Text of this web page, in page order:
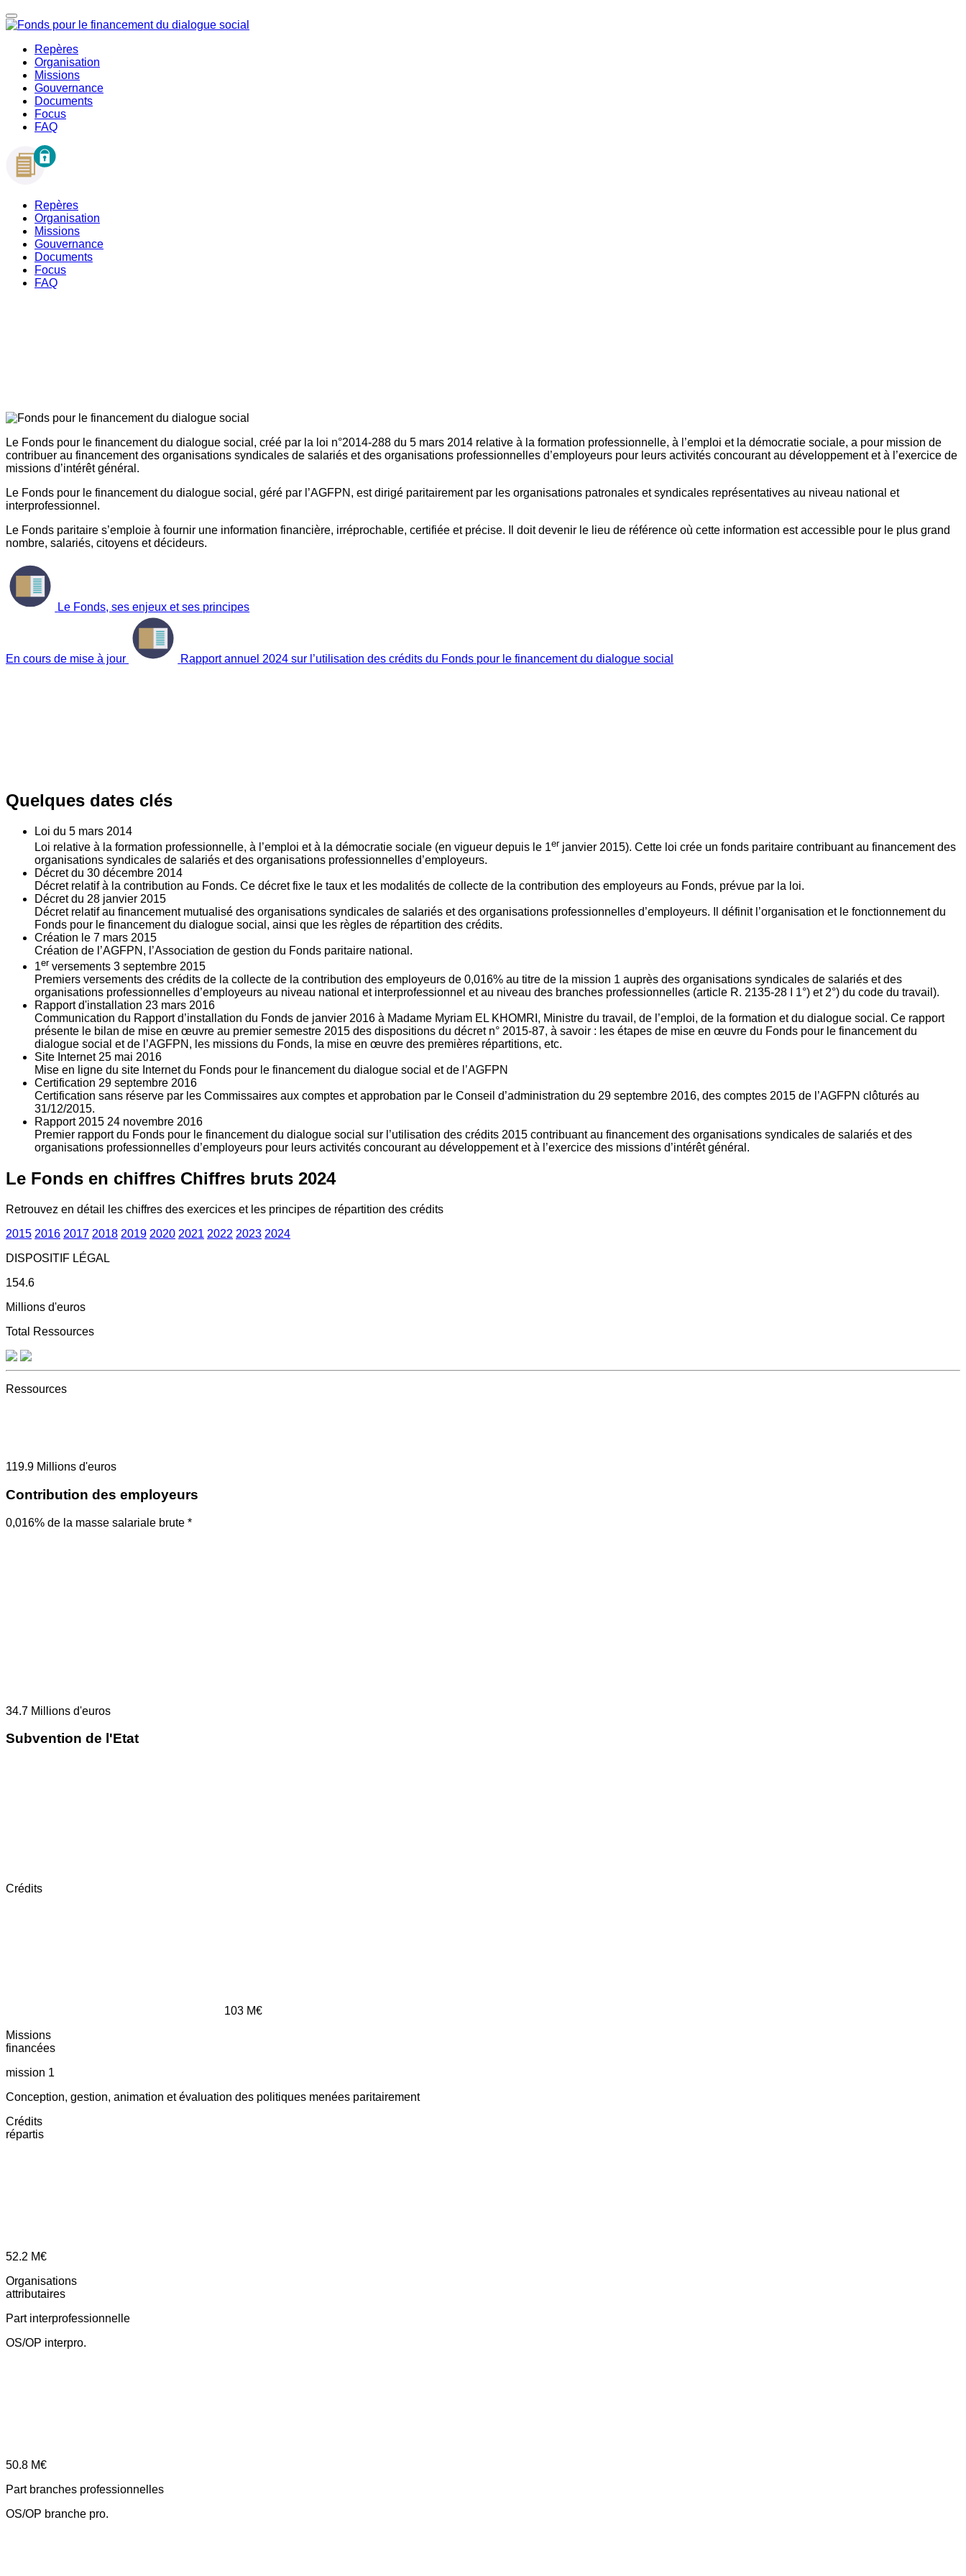
Repères
Organisation
Missions
Gouvernance
Documents
Focus
FAQ
Repères
Organisation
Missions
Gouvernance
Documents
Focus
FAQ
Le Fonds pour le financement du dialogue social, créé par la loi n°2014-288 du 5 mars 2014 relative à la formation professionnelle, à l’emploi et la démocratie sociale, a pour mission de
contribuer au financement des organisations syndicales de salariés et des organisations professionnelles d’employeurs pour leurs activités concourant au développement et à l’exercice de
missions d’intérêt général.
Le Fonds pour le financement du dialogue social, géré par l’AGFPN, est dirigé paritairement par les organisations patronales et syndicales représentatives au niveau national et
interprofessionnel.
Le Fonds paritaire s’emploie à fournir une information financière, irréprochable, certifiée et précise. Il doit devenir le lieu de référence où cette information est accessible pour le plus grand
nombre, salariés, citoyens et décideurs.
Le Fonds, ses enjeux et ses principes
En cours de mise à jour Rapport annuel 2024 sur l’utilisation des crédits du Fonds pour le financement du dialogue social
Quelques dates clés
Loi du 5 mars 2014
Loi relative à la formation professionnelle, à l’emploi et à la démocratie sociale (en vigueur depuis le 1er janvier 2015). Cette loi crée un fonds paritaire contribuant au financement des
organisations syndicales de salariés et des organisations professionnelles d’employeurs.
Décret du 30 décembre 2014
Décret relatif à la contribution au Fonds. Ce décret fixe le taux et les modalités de collecte de la contribution des employeurs au Fonds, prévue par la loi.
Décret du 28 janvier 2015
Décret relatif au financement mutualisé des organisations syndicales de salariés et des organisations professionnelles d’employeurs. Il définit l’organisation et le fonctionnement du
Fonds pour le financement du dialogue social, ainsi que les règles de répartition des crédits.
Création le 7 mars 2015
Création de l’AGFPN, l’Association de gestion du Fonds paritaire national.
1er versements 3 septembre 2015
Premiers versements des crédits de la collecte de la contribution des employeurs de 0,016% au titre de la mission 1 auprès des organisations syndicales de salariés et des
organisations professionnelles d’employeurs au niveau national et interprofessionnel et au niveau des branches professionnelles (article R. 2135‐28 I 1°) et 2°) du code du travail).
Rapport d'installation 23 mars 2016
Communication du Rapport d’installation du Fonds de janvier 2016 à Madame Myriam EL KHOMRI, Ministre du travail, de l’emploi, de la formation et du dialogue social. Ce rapport
présente le bilan de mise en œuvre au premier semestre 2015 des dispositions du décret n° 2015-87, à savoir : les étapes de mise en œuvre du Fonds pour le financement du
dialogue social et de l’AGFPN, les missions du Fonds, la mise en œuvre des premières répartitions, etc.
Site Internet 25 mai 2016
Mise en ligne du site Internet du Fonds pour le financement du dialogue social et de l’AGFPN
Certification 29 septembre 2016
Certification sans réserve par les Commissaires aux comptes et approbation par le Conseil d’administration du 29 septembre 2016, des comptes 2015 de l’AGFPN clôturés au
31/12/2015.
Rapport 2015 24 novembre 2016
Premier rapport du Fonds pour le financement du dialogue social sur l’utilisation des crédits 2015 contribuant au financement des organisations syndicales de salariés et des
organisations professionnelles d’employeurs pour leurs activités concourant au développement et à l’exercice des missions d’intérêt général.
Le Fonds en chiffres Chiffres bruts 2024
Retrouvez en détail les chiffres des exercices et les principes de répartition des crédits
2015 2016 2017 2018 2019 2020 2021 2022 2023 2024
DISPOSITIF LÉGAL
154.6
Millions d'euros
Total Ressources
Ressources
119.9 Millions d'euros
Contribution des employeurs
0,016% de la masse salariale brute *
34.7 Millions d'euros
Subvention de l'Etat
Crédits
103 M€
Missions
financées
mission 1
Conception, gestion, animation et évaluation des politiques menées paritairement
Crédits
répartis
52.2 M€
Organisations
attributaires
Part interprofessionnelle
OS/OP interpro.
50.8 M€
Part branches professionnelles
OS/OP branche pro.